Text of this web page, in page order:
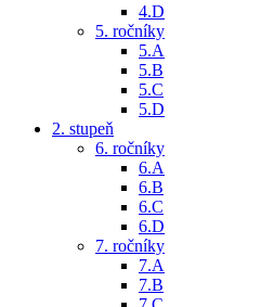
4.D
5. ročníky
5.A
5.B
5.C
5.D
2. stupeň
6. ročníky
6.A
6.B
6.C
6.D
7. ročníky
7.A
7.B